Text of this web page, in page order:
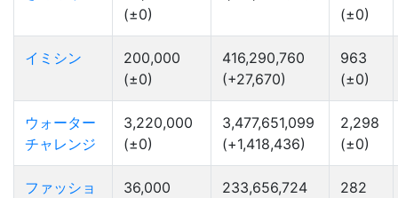
(±0)
(±0)
イミシン
200,000
(±0)
416,290,760
(+27,670)
963
(±0)
ウォーター
チャレンジ
3,220,000
(±0)
3,477,651,099
(+1,418,436)
2,298
(±0)
ファッショ
36,000
233,656,724
282